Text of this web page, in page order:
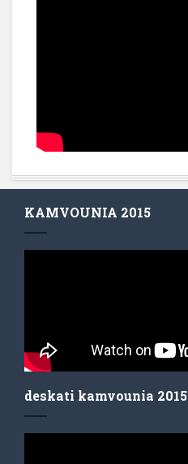
KAMVOUNIA 2015
deskati kamvounia 2015